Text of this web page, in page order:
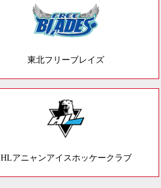
東北フリーブレイズ
HLアニャンアイスホッケークラブ